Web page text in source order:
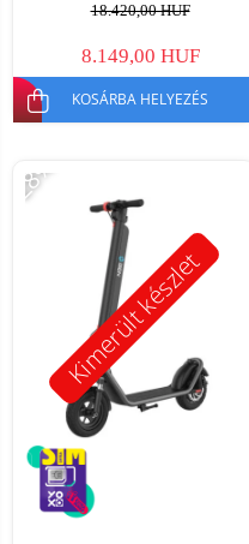
18.420,00 HUF
8.149,00 HUF
KOSÁRBA HELYEZÉS
Kimerült készlet
-28%